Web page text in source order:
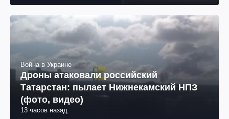
Война в Украине
Дроны атаковали российский
Татарстан: пылает Нижнекамский НПЗ
(фото, видео)
13 часов назад